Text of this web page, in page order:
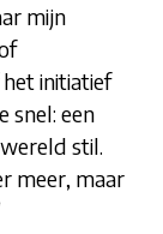
mijn
initiatief
snel: een
stil.
meer, maar